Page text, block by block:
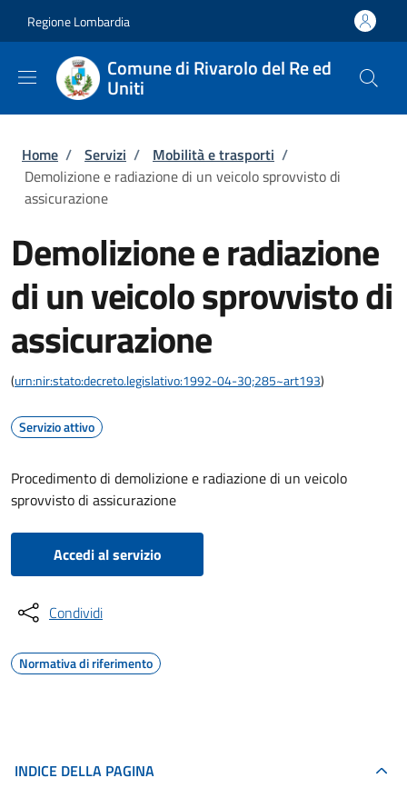
Regione Lombardia
Comune di Rivarolo del Re ed
Uniti
Briciole di pane
Home / Servizi / Mobilità e trasporti /
Demolizione e radiazione di un veicolo sprovvisto di
assicurazione
Demolizione e radiazione
di un veicolo sprovvisto di
assicurazione
(urn:nir:stato:decreto.legislativo:1992-04-30;285~art193)
Servizio attivo
Procedimento di demolizione e radiazione di un veicolo
sprovvisto di assicurazione
Accedi al servizio
Condividi
Normativa di riferimento
INDICE DELLA PAGINA